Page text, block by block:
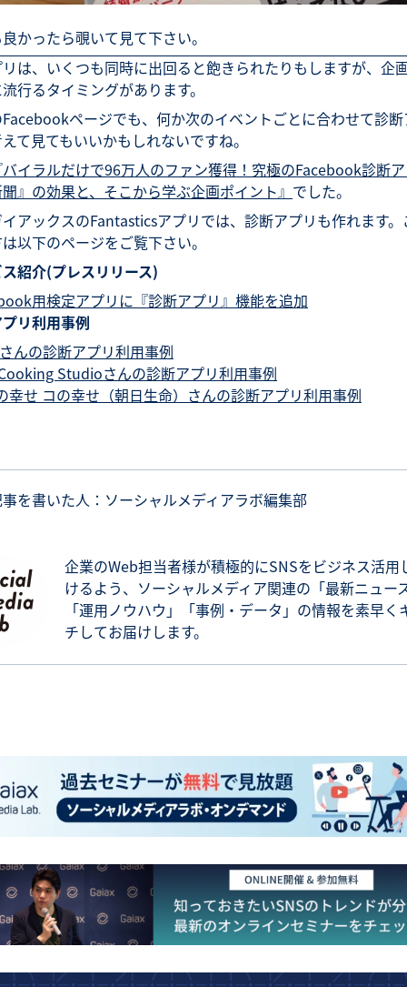
かったら覗いて見て下さい。
は、いくつも同時に出回ると飽きられたりもしますが、企
行るタイミングがあります。
ページでも、何か次のイベントごとに合わせて診
て見てもいいかもしれないですね。
イラルだけで96万人のファン獲得！究極のFacebook診断
』の効果と、そこから学ぶ企画ポイント』 でした。
アックスのFantasticsアプリでは、診断アプリも作れます
以下のページをご覧下さい。
紹介(プレスリリース)
用検定アプリに『診断アプリ』機能を追加
リ利用事例
んの診断アプリ利用事例
Studioさんの診断アプリ利用事例
幸せ コの幸せ（朝日生命）さんの診断アプリ利用事例
を書いた人：ソーシャルメディアラボ編集部
企業のWeb担当者様が積極的にSNSをビジネス活用
けるよう、ソーシャルメディア関連の「最新ニュー
「運用ノウハウ」「事例・データ」の情報を素早く
チしてお届けします。